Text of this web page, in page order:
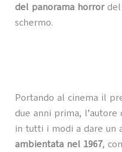
del panorama horrordel
schermo.
Portando al cinema il
due anni prima, l’autore
in tutti i modi a dare un
ambientata nel 1967,